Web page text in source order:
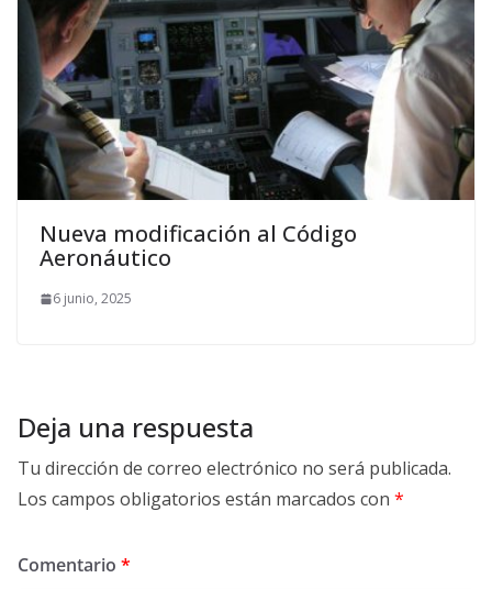
Nueva modificación al Código
Aeronáutico
6 junio, 2025
Deja una respuesta
Tu dirección de correo electrónico no será publicada.
Los campos obligatorios están marcados con *
Comentario *